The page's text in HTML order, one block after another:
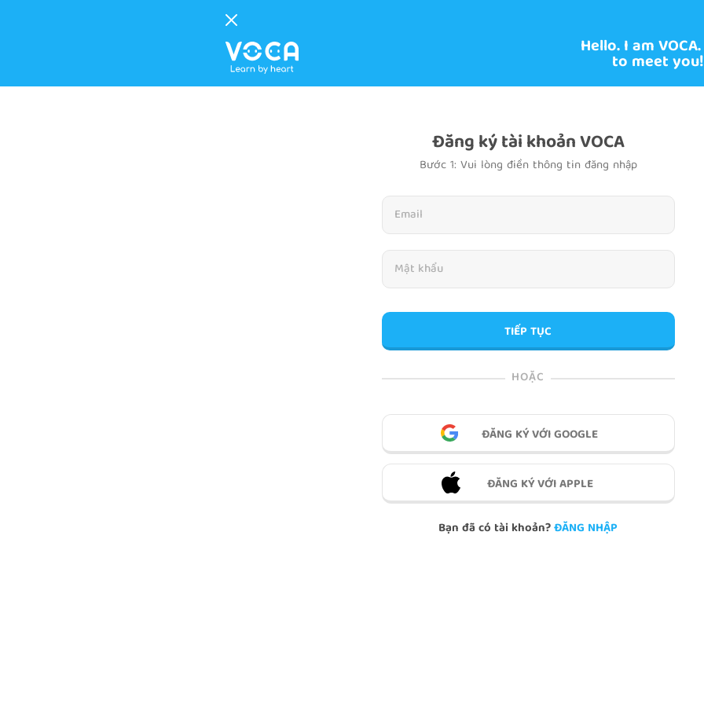
Hello. I am
to meet you!
Đăng ký tài khoản VOCA
Bước 1: Vui lòng điền thông tin đăng nhập
TIẾP TỤC
HOẶC
ĐĂNG KÝ VỚI GOOGLE
ĐĂNG KÝ VỚI APPLE
Bạn đã có tài khoản?ĐĂNG NHẬP